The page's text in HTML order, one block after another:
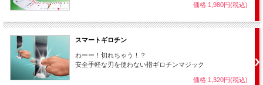
説明書を読んで、ほとんどの方が一回目で成功するでしょう。
こんなに簡単にできますが、トリックは本格派。
ステージイリュージョンさながらの迫力ある貫通マジックが楽しめます。
指輪にはもちろん切れ目など無く、あなたは何も怪しげな動作をしていませ
価格:1,980円(税込)
スマートギロチン
わーー！切れちゃう！？
安全手軽な刃を使わない指ギロチンマジック
価格:1,320円(税込)